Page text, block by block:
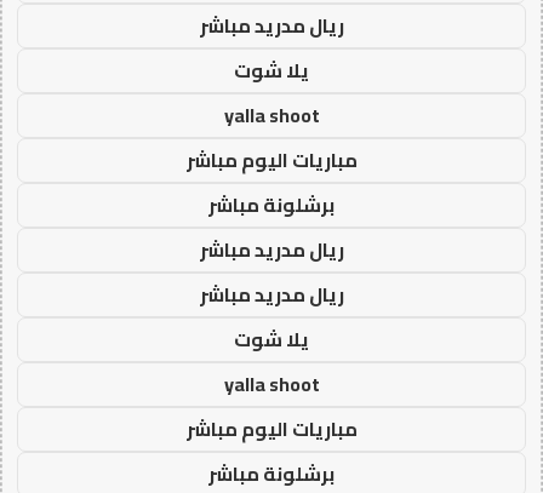
ريال مدريد مباشر
يلا شوت
yalla shoot
مباريات اليوم مباشر
برشلونة مباشر
ريال مدريد مباشر
ريال مدريد مباشر
يلا شوت
yalla shoot
مباريات اليوم مباشر
برشلونة مباشر